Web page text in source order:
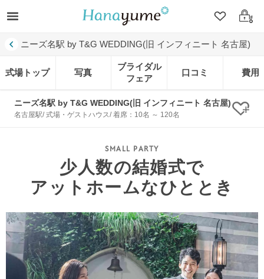
クリップ
ログ
ニーズ名駅 by T&G WEDDING(旧 インフィニート 名古屋)
式場トップ 写真
ブライダル
フェア
口コミ 費用
ニーズ名駅 by T&G WEDDING(旧 インフィニート 名古屋)
名古屋駅/ 式場・ゲストハウス/ 着席：10名 ～ 120名 ク
少人数の結婚式で
アットホームなひととき